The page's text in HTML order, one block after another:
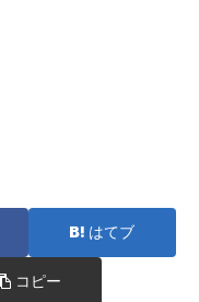
はてブ
コピー